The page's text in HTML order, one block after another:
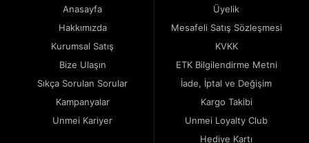
Anasayfa
Hakkımızda
Kurumsal Satış
Bize Ulaşın
Sıkça Sorulan Sorular
Kampanyalar
Unmei Kariyer
Üyelik
Mesafeli Satış Sözleşmesi
KVKK
ETK Bilgilendirme Metni
İade, İptal ve Değişim
Kargo Takibi
Unmei Loyalty Club
Hediye Kartı